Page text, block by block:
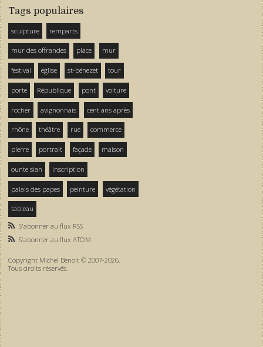
Tags populaires
sculpture remparts
mur des offrandes place mur
festival église st-bénezet tour
porte République pont voiture
rocher avignonnais cent ans après
rhône théâtre rue commerce
pierre portrait façade maison
ounte sian inscription
palais des papes peinture végétation
tableau
S'abonner au flux RSS
S'abonner au flux ATOM
Copyright Michel Benoit © 2007-2026.
Tous droits réservés.